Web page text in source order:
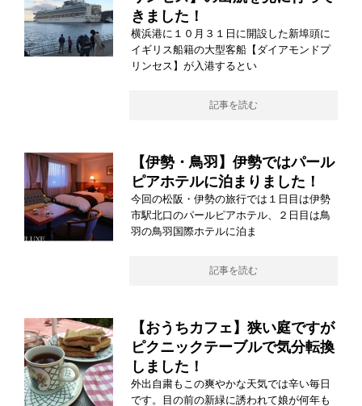
きました！
横浜港に１０月３１日に開設した新埠頭に
イギリス船籍の大型客船【ダイアモンドプ
リンセス】が入港するとい
記事を読む
【伊勢・鳥羽】伊勢ではパール
ピアホテルに泊まりました！
今回の松阪・伊勢の旅行では１日目は伊勢
市駅北口のパールピアホテル、２日目は鳥
羽の鳥羽国際ホテルに泊ま
記事を読む
【おうちカフェ】狭い庭ですが
ピクニックテーブルで気分転換
しました！
外出自粛もこの爽やかな天気では辛い毎日
です。目の前の新緑に誘われて娘が何年も